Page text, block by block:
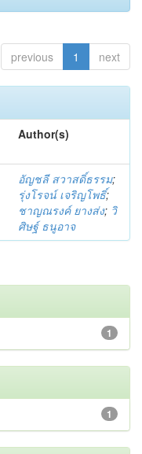
previous 1 next
Author(s)
อัญชลี สวาสดิ์ธรรม;
รุ่งโรจน์ เจริญโพธิ์;
ชาญณรงค์ ยางส่ง; วิ
ศิษฐ์ ธนูอาจ
1
1